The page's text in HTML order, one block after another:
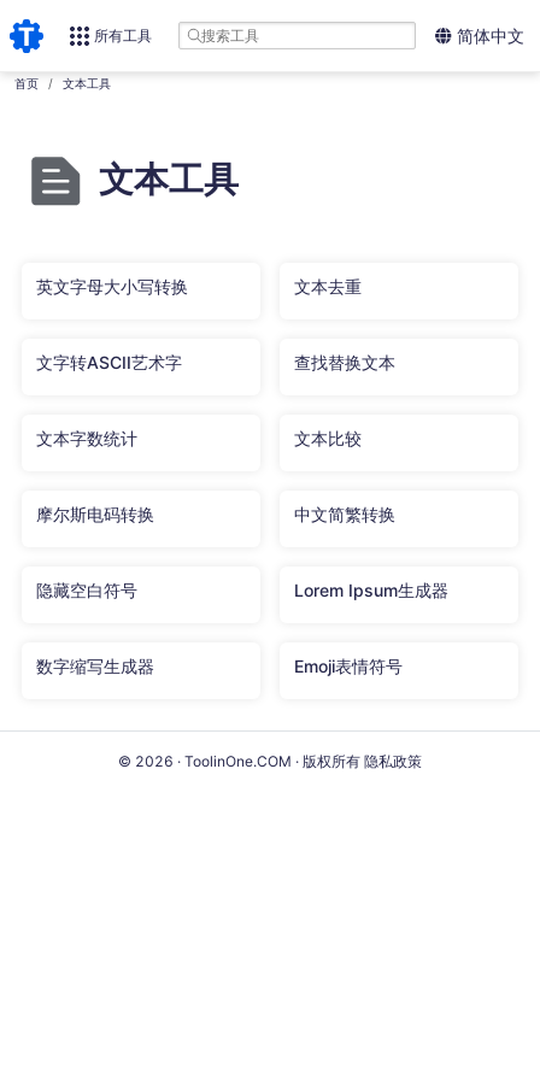
所有工具 简体中文
首页 文本工具
文本工具
英文字母大小写转换 文本去重
文字转ASCII艺术字 查找替换文本
文本字数统计 文本比较
摩尔斯电码转换 中文简繁转换
隐藏空白符号 Lorem Ipsum生成器
数字缩写生成器 Emoji表情符号
© 2026 · ToolinOne.COM · 版权所有 隐私政策